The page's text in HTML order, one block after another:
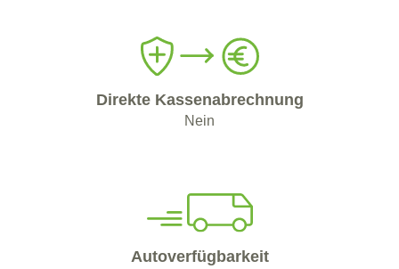
Direkte Kassenabrechnung
Nein
Autoverfügbarkeit